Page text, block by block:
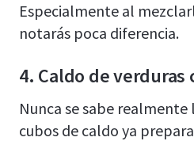
Especialmente al
notarás poca diferencia.
4. Caldo de verduras
Nunca se sabe
cubos de caldo ya